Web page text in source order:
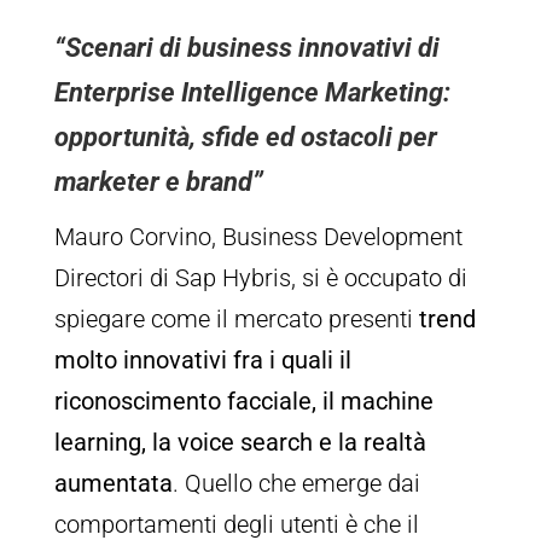
“Scenari di business innovativi di
Enterprise Intelligence Marketing:
opportunità, sfide ed ostacoli per
marketer e brand”
Mauro Corvino, Business Development
Directori di Sap Hybris, si è occupato di
spiegare come il mercato presenti trend
molto innovativi fra i quali il
riconoscimento facciale, il machine
learning, la voice search e la realtà
aumentata. Quello che emerge dai
comportamenti degli utenti è che il